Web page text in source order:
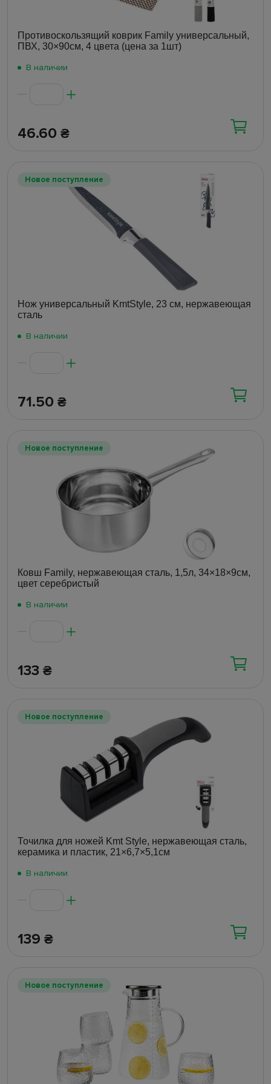
Противоскользящий коврик Family универсальный,
ПВХ, 30×90см, 4 цвета (цена за 1шт)
В наличии
46.60 ₴
Новое поступление
Нож универсальный KmtStyle, 23 см, нержавеющая
сталь
В наличии
71.50 ₴
Новое поступление
Ковш Family, нержавеющая сталь, 1,5л, 34×18×9см,
цвет серебристый
В наличии
133 ₴
Новое поступление
Точилка для ножей Kmt Style, нержавеющая сталь,
керамика и пластик, 21×6,7×5,1см
В наличии
139 ₴
Новое поступление